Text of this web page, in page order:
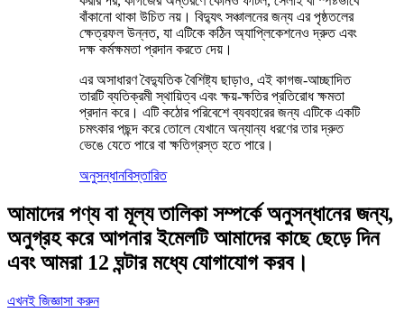
বাঁকানো থাকা উচিত নয়। বিদ্যুৎ সঞ্চালনের জন্য এর পৃষ্ঠতলের
ক্ষেত্রফল উন্নত, যা এটিকে কঠিন অ্যাপ্লিকেশনেও দ্রুত এবং
দক্ষ কর্মক্ষমতা প্রদান করতে দেয়।
এর অসাধারণ বৈদ্যুতিক বৈশিষ্ট্য ছাড়াও, এই কাগজ-আচ্ছাদিত
তারটি ব্যতিক্রমী স্থায়িত্ব এবং ক্ষয়-ক্ষতির প্রতিরোধ ক্ষমতা
প্রদান করে। এটি কঠোর পরিবেশে ব্যবহারের জন্য এটিকে একটি
চমৎকার পছন্দ করে তোলে যেখানে অন্যান্য ধরণের তার দ্রুত
ভেঙে যেতে পারে বা ক্ষতিগ্রস্ত হতে পারে।
অনুসন্ধানবিস্তারিত
আমাদের পণ্য বা মূল্য তালিকা সম্পর্কে অনুসন্ধানের জন্য,
অনুগ্রহ করে আপনার ইমেলটি আমাদের কাছে ছেড়ে দিন
এবং আমরা 12 ঘন্টার মধ্যে যোগাযোগ করব।
এখনই জিজ্ঞাসা করুন